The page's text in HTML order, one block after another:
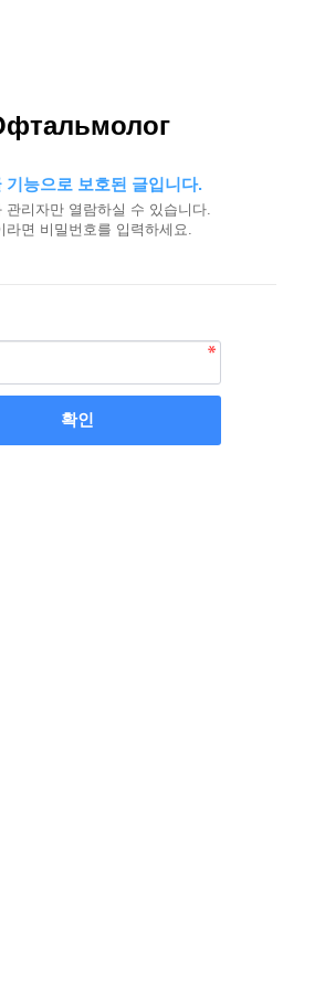
기능으로 보호된 글입니다.
관리자만 열람하실 수 있습니다.
라면 비밀번호를 입력하세요.